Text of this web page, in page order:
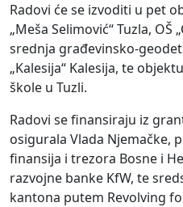
Radovi će se izvoditi u pet
„Meša Selimović“ Tuzla, OŠ
srednja građevinsko-
„Kalesija“ Kalesija, te
škole u Tuzli.
Radovi se finansiraju iz
osigurala Vlada Njemačke,
finansija i trezora Bosne i
razvojne banke KfW, te
kantona putem Revolving